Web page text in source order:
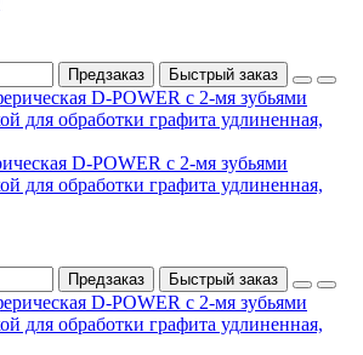
Предзаказ Быстрый заказ
D-POWER с 2-мя зубьями
для обработки графита удлиненная,
Предзаказ Быстрый заказ